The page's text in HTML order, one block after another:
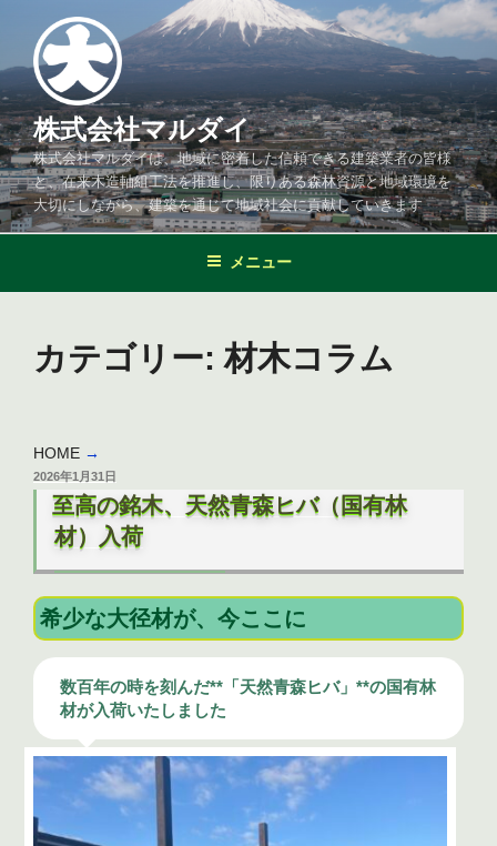
テ
ン
ツ
へ
ス
キ
ッ
株式会社マルダイ
株式会社マルダイは、地域に密着した信頼できる建築業者の皆様
と、在来木造軸組工法を推進し、限りある森林資源と地域環境を
大切にしながら、建築を通じて地域社会に貢献していきます
メニュー
カテゴリー:材木コラム
HOME →
投
2026年1月31日
至高の銘木、天然青森ヒバ（国有林
材）入荷
希少な大径材が、今ここに
数百年の時を刻んだ**「天然青森ヒバ」**の国有林
材が入荷いたしました